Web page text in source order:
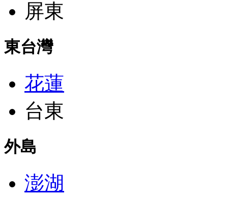
屏東
東台灣
花蓮
台東
外島
澎湖